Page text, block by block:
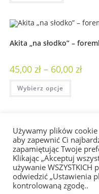
Akita „na słodko” –
45,00 zł – 60,00 zł
Wybierz opcje
Akita na poduszce
50,00zł
Wybór opcji
Używamy plików
aby zapewnić Ci
zapamiętując Twoje
Klikając „Akceptuj
używanie
odwiedzić „Ustawienia
kontrolowaną zgodę..